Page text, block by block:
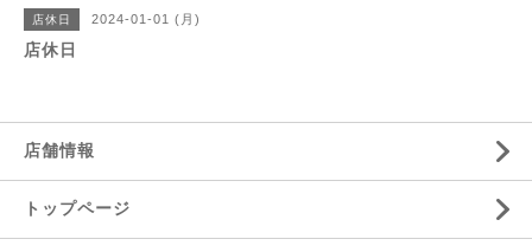
店休日 2024-01-01 (月)
店休日
店舗情報
トップページ